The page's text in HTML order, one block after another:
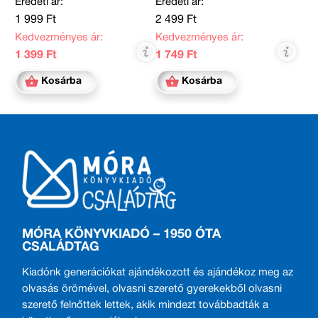
Eredeti ár:
1 999 Ft
Kedvezményes ár:
1 399 Ft
Kosárba
Eredeti ár:
2 499 Ft
Kedvezményes ár:
1 749 Ft
Kosárba
MÓRA KÖNYVKIADÓ – 1950 ÓTA
CSALÁDTAG
Kiadónk generációkat ajándékozott és ajándékoz meg az
olvasás örömével, olvasni szerető gyerekekből olvasni
szerető felnőttek lettek, akik mindezt továbbadták a